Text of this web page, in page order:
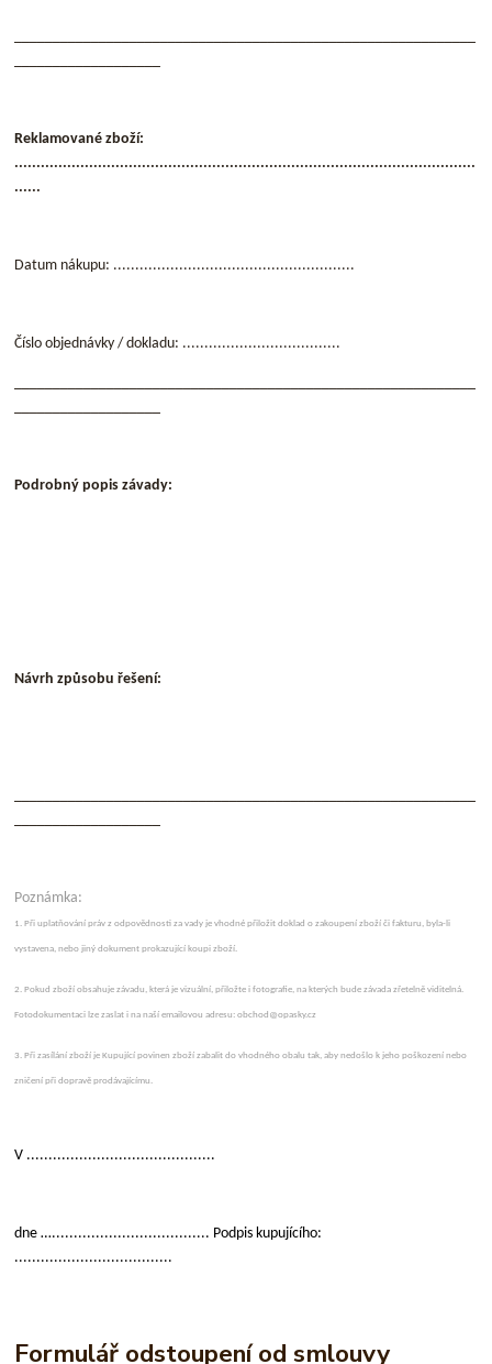
Reklamované zboží:
.........................................................................................................
......
Datum nákupu: .......................................................
Číslo objednávky / dokladu: ....................................
Podrobný popis závady:
Návrh způsobu řešení:
Poznámka:
1. Při uplatňování práv z odpovědnosti za vady je vhodné přiložit doklad o zakoupení zboží či fakturu, byla-li
vystavena, nebo jiný dokument prokazující koupi zboží.
2. Pokud zboží obsahuje závadu, která je vizuální, přiložte i fotografie, na kterých bude závada zřetelně viditelná.
Fotodokumentaci lze zaslat i na naší emailovou adresu: obchod@opasky.cz
3. Při zasílání zboží je Kupující povinen zboží zabalit do vhodného obalu tak, aby nedošlo k jeho poškození nebo
zničení při dopravě prodávajícímu.
V ...........................................
dne ….................................... Podpis kupujícího:
....................................
Formulář odstoupení od smlouvy